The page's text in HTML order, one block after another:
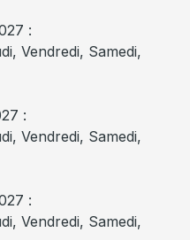
:
Vendredi, Samedi,
:
Vendredi, Samedi,
:
Vendredi, Samedi,